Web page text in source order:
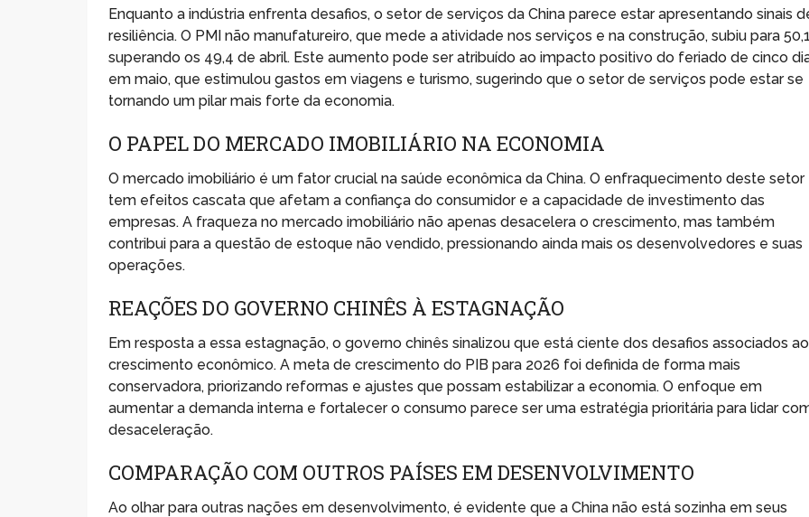
Enquanto a indústria enfrenta desafios, o setor de serviços da China parece estar apresentando sinais
resiliência. O PMI não manufatureiro, que mede a atividade nos serviços e na construção, subiu para
superando os 49,4 de abril. Este aumento pode ser atribuído ao impacto positivo do feriado de cinco
em maio, que estimulou gastos em viagens e turismo, sugerindo que o setor de serviços pode estar se
tornando um pilar mais forte da economia.
O PAPEL DO MERCADO IMOBILIÁRIO NA ECONOMIA
O mercado imobiliário é um fator crucial na saúde econômica da China. O enfraquecimento deste setor
tem efeitos cascata que afetam a confiança do consumidor e a capacidade de investimento das
empresas. A fraqueza no mercado imobiliário não apenas desacelera o crescimento, mas também
contribui para a questão de estoque não vendido, pressionando ainda mais os desenvolvedores e suas
operações.
REAÇÕES DO GOVERNO CHINÊS À ESTAGNAÇÃO
Em resposta a essa estagnação, o governo chinês sinalizou que está ciente dos desafios associados ao
crescimento econômico. A meta de crescimento do PIB para 2026 foi definida de forma mais
conservadora, priorizando reformas e ajustes que possam estabilizar a economia. O enfoque em
aumentar a demanda interna e fortalecer o consumo parece ser uma estratégia prioritária para lidar
desaceleração.
COMPARAÇÃO COM OUTROS PAÍSES EM DESENVOLVIMENTO
Ao olhar para outras nações em desenvolvimento, é evidente que a China não está sozinha em seus